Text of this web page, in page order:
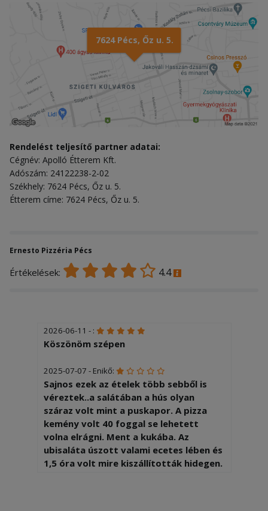
7624 Pécs, Őz u. 5.
Rendelést teljesítő partner adatai:
Cégnév: Apolló Étterem Kft.
Adószám: 24122238-2-02
Székhely: 7624 Pécs, Őz u. 5.
Étterem címe: 7624 Pécs, Őz u. 5.
Ernesto Pizzéria Pécs
Értékelések: 4.4
2026-06-11 - :
Köszönöm szépen
2025-07-07 - Enikő:
Sajnos ezek az ételek több sebből is
véreztek..a salátában a hús olyan
száraz volt mint a puskapor. A pizza
kemény volt 40 foggal se lehetett
volna elrágni. Ment a kukába. Az
ubisaláta úszott valami ecetes lében és
1,5 óra volt mire kiszállították hidegen.